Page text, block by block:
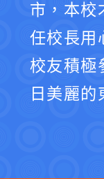
市，本校
任校長用
校友積極
日美麗的